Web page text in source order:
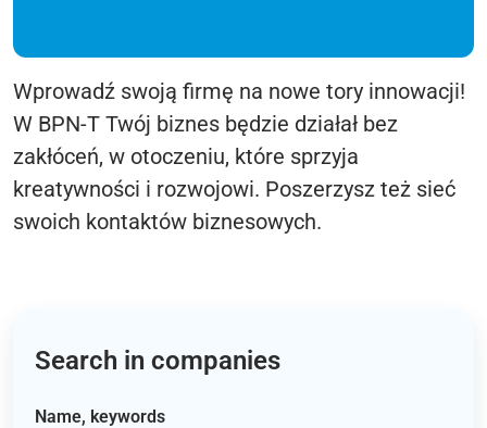
Wprowadź swoją firmę na nowe tory innowacji!
W BPN-T Twój biznes będzie działał bez
zakłóceń, w otoczeniu, które sprzyja
kreatywności i rozwojowi. Poszerzysz też sieć
swoich kontaktów biznesowych.
Search in companies
Name, keywords